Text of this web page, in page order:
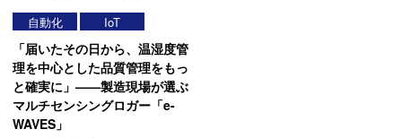
自動化 IoT
「届いたその日から、温湿度管
理を中心とした品質管理をもっ
と確実に」——製造現場が選ぶ
マルチセンシングロガー「e-
WAVES」